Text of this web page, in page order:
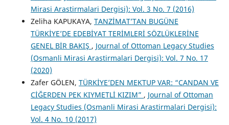
Mirasi Arastirmalari Dergisi): Vol. 3 No. 7 (2016)
Zeliha KAPUKAYA, TANZİMAT’TAN BUGÜNE
TÜRKİYE’DE EDEBİYAT TERİMLERİ SÖZLÜKLERİNE
GENEL BİR BAKIŞ , Journal of Ottoman Legacy Studies
(Osmanli Mirasi Arastirmalari Dergisi): Vol. 7 No. 17
(2020)
Zafer GÖLEN, TÜRKİYE’DEN MEKTUP VAR: “CANDAN VE
CİĞERDEN PEK KIYMETLİ KIZIM” , Journal of Ottoman
Legacy Studies (Osmanli Mirasi Arastirmalari Dergisi):
Vol. 4 No. 10 (2017)